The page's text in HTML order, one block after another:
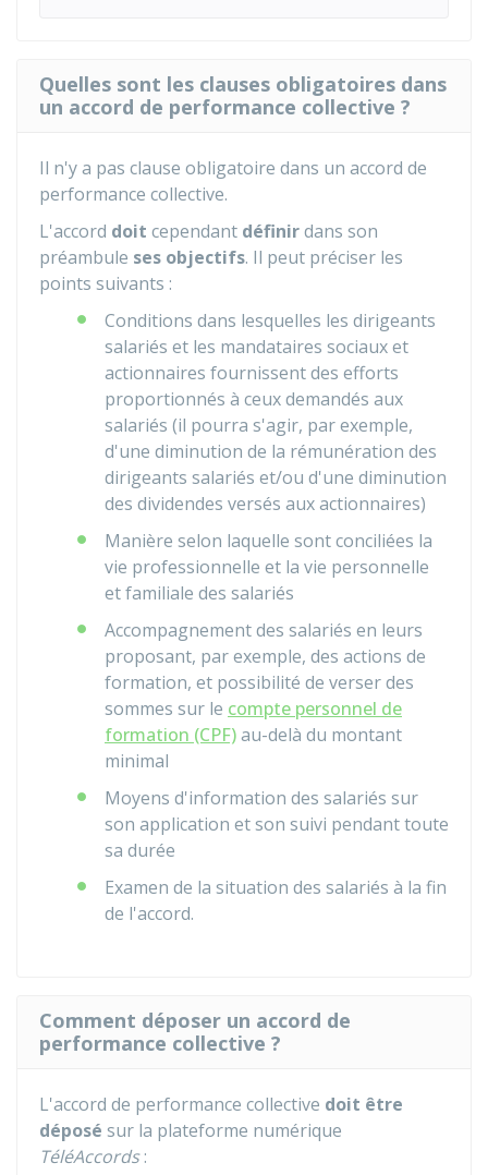
Quelles sont les clauses obligatoires dans
un accord de performance collective ?
Il n'y a pas clause obligatoire dans un accord de
performance collective.
L'accord doit cependant définirdans son
préambule ses objectifs. Il peut préciser les
points suivants :
Conditions dans lesquelles les dirigeants
salariés et les mandataires sociaux et
actionnaires fournissent des efforts
proportionnés à ceux demandés aux
salariés (il pourra s'agir, par exemple,
d'une diminution de la rémunération des
dirigeants salariés et/ou d'une diminution
des dividendes versés aux actionnaires)
Manière selon laquelle sont conciliées la
vie professionnelle et la vie personnelle
et familiale des salariés
Accompagnement des salariés en leurs
proposant, par exemple, des actions de
formation, et possibilité de verser des
sommes sur le compte personnel de
formation (CPF)au-delà du montant
minimal
Moyens d'information des salariés sur
son application et son suivi pendant toute
sa durée
Examen de la situation des salariés à la fin
de l'accord.
Comment déposer un accord de
performance collective ?
L'accord de performance collective doit être
déposé sur la plateforme numérique
TéléAccords: